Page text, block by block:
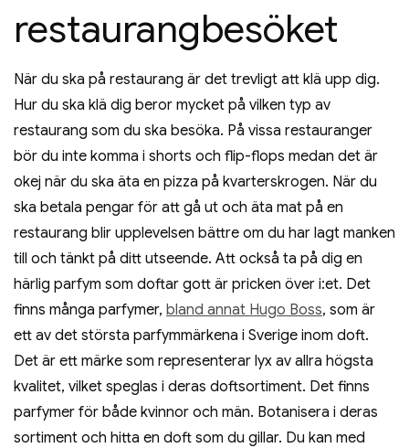
restaurangbesöket
När du ska på restaurang är det trevligt att klä upp dig.
Hur du ska klä dig beror mycket på vilken typ av
restaurang som du ska besöka. På vissa restauranger
bör du inte komma i shorts och flip-flops medan det är
okej när du ska äta en pizza på kvarterskrogen. När du
ska betala pengar för att gå ut och äta mat på en
restaurang blir upplevelsen bättre om du har lagt manken
till och tänkt på ditt utseende. Att också ta på dig en
härlig parfym som doftar gott är pricken över i:et. Det
finns många parfymer, bland annat Hugo Boss, som är
ett av det största parfymmärkena i Sverige inom doft.
Det är ett märke som representerar lyx av allra högsta
kvalitet, vilket speglas i deras doftsortiment. Det finns
parfymer för både kvinnor och män. Botanisera i deras
sortiment och hitta en doft som du gillar. Du kan med